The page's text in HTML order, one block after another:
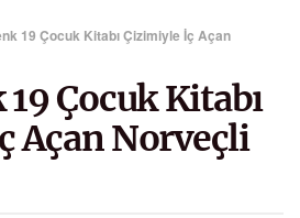
19 Çocuk Kitabı Çizimiyle İç Açan
Çocuk Kitabı
Açan Norveçli